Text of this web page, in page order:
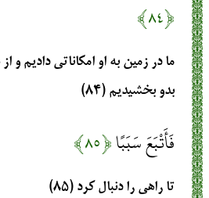
﴿۸۴﴾
ما در زمين به او امكاناتى داديم و
بدو بخشيديم (۸۴)
فَأَتْبَعَ سَبَبًا﴿۸۵﴾
تا راهى را دنبال كرد (۸۵)